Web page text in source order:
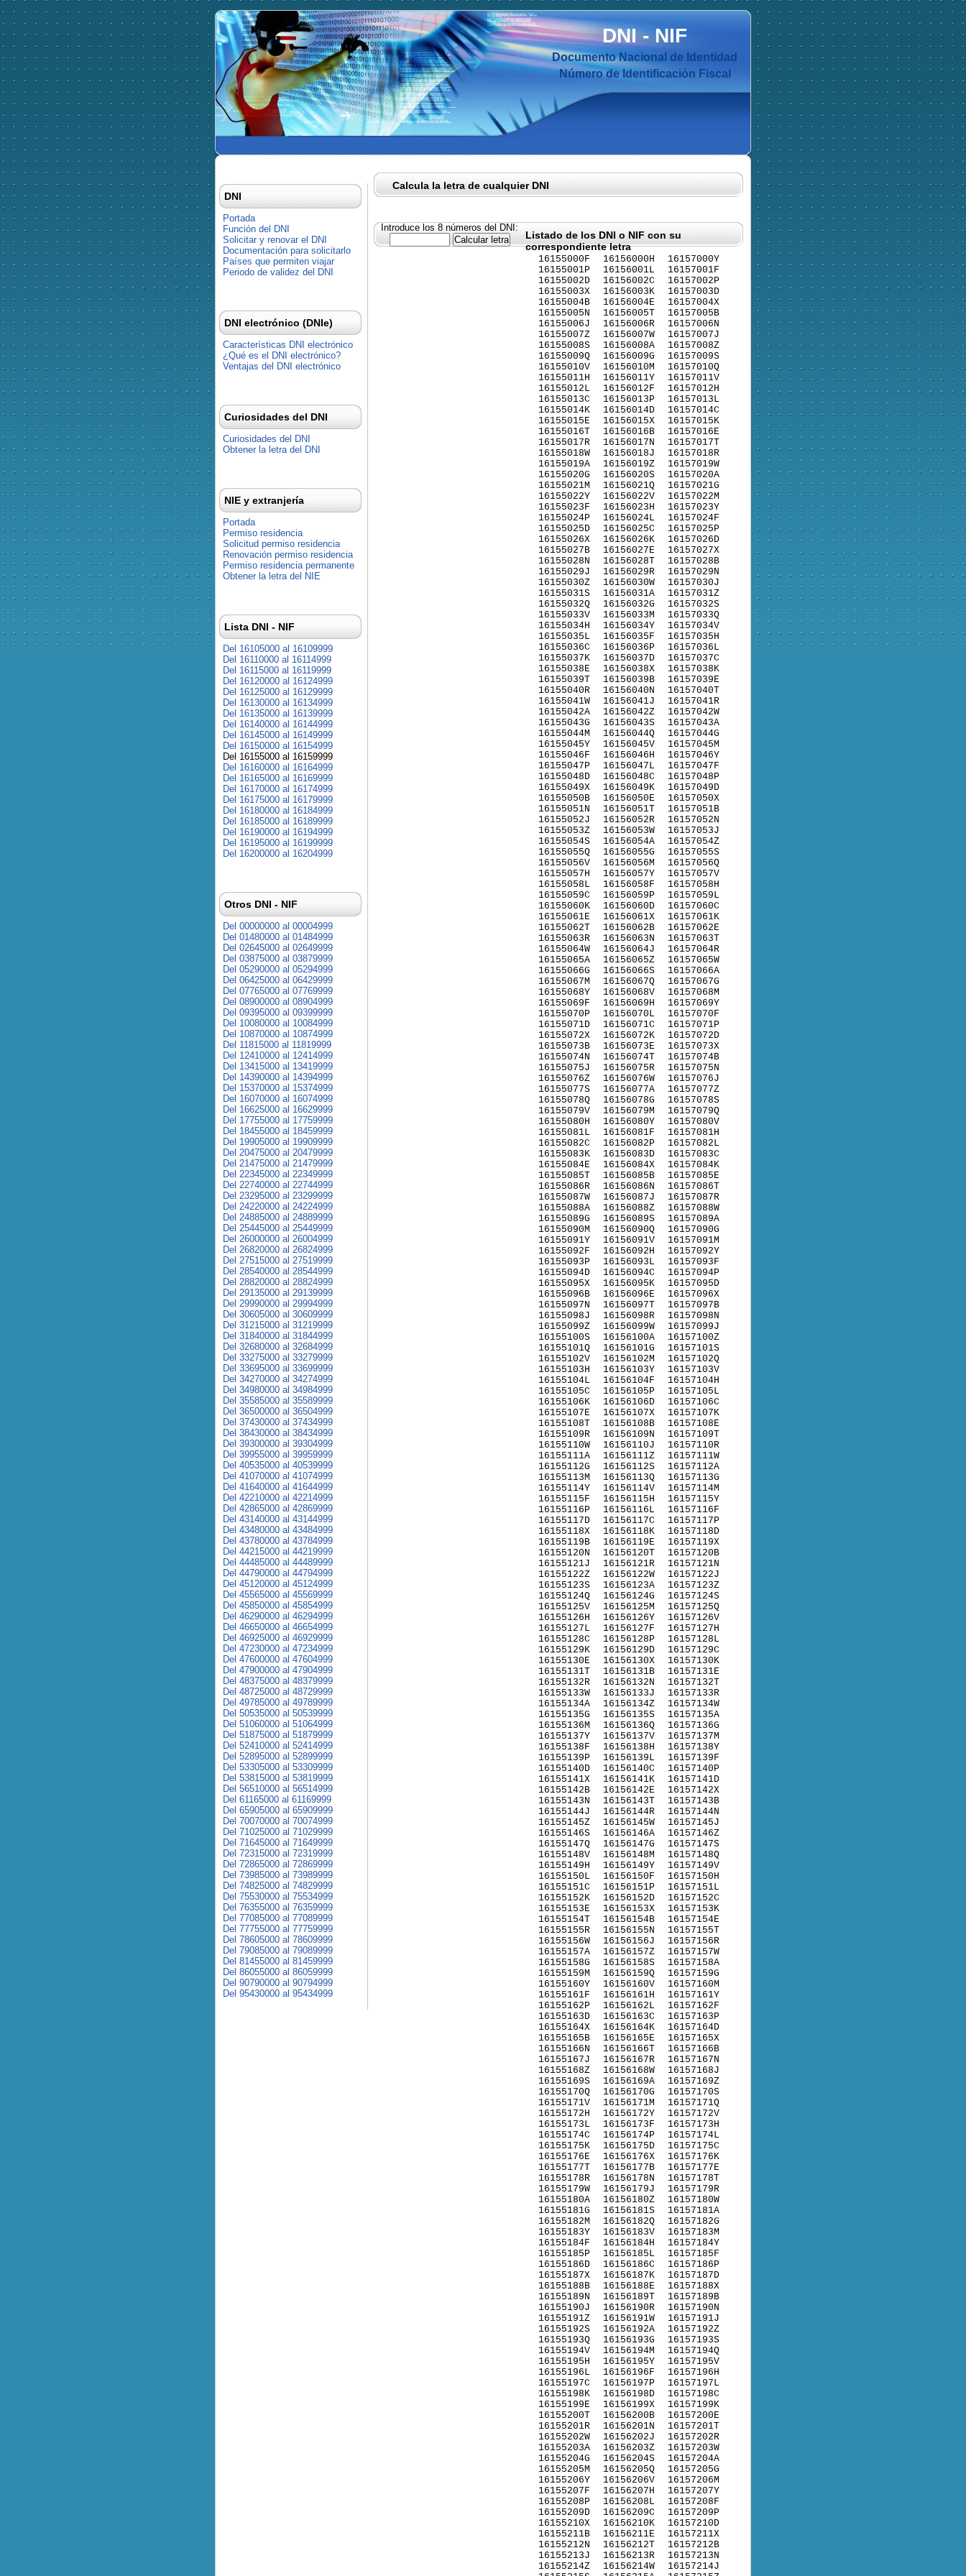
DNI-NIF
Documento Nacional de Identidad
Número de Identificación Fiscal
Calcula la letra de cualquier DNI
Introduce los 8 números del DNI:
Listado de los DNI o NIF con su
correspondiente letra
16155000F
16155001P
16155002D
16155003X
16155004B
16155005N
16155006J
16155007Z
16155008S
16155009Q
16155010V
16155011H
16155012L
16155013C
16155014K
16155015E
16155016T
16155017R
16155018W
16155019A
16155020G
16155021M
16155022Y
16155023F
16155024P
16155025D
16155026X
16155027B
16155028N
16155029J
16155030Z
16155031S
16155032Q
16155033V
16155034H
16155035L
16155036C
16155037K
16155038E
16155039T
16155040R
16155041W
16155042A
16155043G
16155044M
16155045Y
16155046F
16155047P
16155048D
16155049X
16155050B
16155051N
16155052J
16155053Z
16155054S
16155055Q
16155056V
16155057H
16155058L
16155059C
16155060K
16155061E
16155062T
16155063R
16155064W
16155065A
16155066G
16155067M
16155068Y
16155069F
16155070P
16155071D
16155072X
16155073B
16155074N
16155075J
16155076Z
16155077S
16155078Q
16155079V
16155080H
16155081L
16155082C
16155083K
16155084E
16155085T
16155086R
16155087W
16155088A
16155089G
16155090M
16155091Y
16155092F
16155093P
16155094D
16155095X
16155096B
16155097N
16155098J
16155099Z
16155100S
16155101Q
16155102V
16155103H
16155104L
16155105C
16155106K
16155107E
16155108T
16155109R
16155110W
16155111A
16155112G
16155113M
16155114Y
16155115F
16155116P
16155117D
16155118X
16155119B
16155120N
16155121J
16155122Z
16155123S
16155124Q
16155125V
16155126H
16155127L
16155128C
16155129K
16155130E
16155131T
16155132R
16155133W
16155134A
16155135G
16155136M
16155137Y
16155138F
16155139P
16155140D
16155141X
16155142B
16155143N
16155144J
16155145Z
16155146S
16155147Q
16155148V
16155149H
16155150L
16155151C
16155152K
16155153E
16155154T
16155155R
16155156W
16155157A
16155158G
16155159M
16155160Y
16155161F
16155162P
16155163D
16155164X
16155165B
16155166N
16155167J
16155168Z
16155169S
16155170Q
16155171V
16155172H
16155173L
16155174C
16155175K
16155176E
16155177T
16155178R
16155179W
16155180A
16155181G
16155182M
16155183Y
16155184F
16155185P
16155186D
16155187X
16155188B
16155189N
16155190J
16155191Z
16155192S
16155193Q
16155194V
16155195H
16155196L
16155197C
16155198K
16155199E
16155200T
16155201R
16155202W
16155203A
16155204G
16155205M
16155206Y
16155207F
16155208P
16155209D
16155210X
16155211B
16155212N
16155213J
16155214Z
16156000H
16156001L
16156002C
16156003K
16156004E
16156005T
16156006R
16156007W
16156008A
16156009G
16156010M
16156011Y
16156012F
16156013P
16156014D
16156015X
16156016B
16156017N
16156018J
16156019Z
16156020S
16156021Q
16156022V
16156023H
16156024L
16156025C
16156026K
16156027E
16156028T
16156029R
16156030W
16156031A
16156032G
16156033M
16156034Y
16156035F
16156036P
16156037D
16156038X
16156039B
16156040N
16156041J
16156042Z
16156043S
16156044Q
16156045V
16156046H
16156047L
16156048C
16156049K
16156050E
16156051T
16156052R
16156053W
16156054A
16156055G
16156056M
16156057Y
16156058F
16156059P
16156060D
16156061X
16156062B
16156063N
16156064J
16156065Z
16156066S
16156067Q
16156068V
16156069H
16156070L
16156071C
16156072K
16156073E
16156074T
16156075R
16156076W
16156077A
16156078G
16156079M
16156080Y
16156081F
16156082P
16156083D
16156084X
16156085B
16156086N
16156087J
16156088Z
16156089S
16156090Q
16156091V
16156092H
16156093L
16156094C
16156095K
16156096E
16156097T
16156098R
16156099W
16156100A
16156101G
16156102M
16156103Y
16156104F
16156105P
16156106D
16156107X
16156108B
16156109N
16156110J
16156111Z
16156112S
16156113Q
16156114V
16156115H
16156116L
16156117C
16156118K
16156119E
16156120T
16156121R
16156122W
16156123A
16156124G
16156125M
16156126Y
16156127F
16156128P
16156129D
16156130X
16156131B
16156132N
16156133J
16156134Z
16156135S
16156136Q
16156137V
16156138H
16156139L
16156140C
16156141K
16156142E
16156143T
16156144R
16156145W
16156146A
16156147G
16156148M
16156149Y
16156150F
16156151P
16156152D
16156153X
16156154B
16156155N
16156156J
16156157Z
16156158S
16156159Q
16156160V
16156161H
16156162L
16156163C
16156164K
16156165E
16156166T
16156167R
16156168W
16156169A
16156170G
16156171M
16156172Y
16156173F
16156174P
16156175D
16156176X
16156177B
16156178N
16156179J
16156180Z
16156181S
16156182Q
16156183V
16156184H
16156185L
16156186C
16156187K
16156188E
16156189T
16156190R
16156191W
16156192A
16156193G
16156194M
16156195Y
16156196F
16156197P
16156198D
16156199X
16156200B
16156201N
16156202J
16156203Z
16156204S
16156205Q
16156206V
16156207H
16156208L
16156209C
16156210K
16156211E
16156212T
16156213R
16156214W
16157000Y
16157001F
16157002P
16157003D
16157004X
16157005B
16157006N
16157007J
16157008Z
16157009S
16157010Q
16157011V
16157012H
16157013L
16157014C
16157015K
16157016E
16157017T
16157018R
16157019W
16157020A
16157021G
16157022M
16157023Y
16157024F
16157025P
16157026D
16157027X
16157028B
16157029N
16157030J
16157031Z
16157032S
16157033Q
16157034V
16157035H
16157036L
16157037C
16157038K
16157039E
16157040T
16157041R
16157042W
16157043A
16157044G
16157045M
16157046Y
16157047F
16157048P
16157049D
16157050X
16157051B
16157052N
16157053J
16157054Z
16157055S
16157056Q
16157057V
16157058H
16157059L
16157060C
16157061K
16157062E
16157063T
16157064R
16157065W
16157066A
16157067G
16157068M
16157069Y
16157070F
16157071P
16157072D
16157073X
16157074B
16157075N
16157076J
16157077Z
16157078S
16157079Q
16157080V
16157081H
16157082L
16157083C
16157084K
16157085E
16157086T
16157087R
16157088W
16157089A
16157090G
16157091M
16157092Y
16157093F
16157094P
16157095D
16157096X
16157097B
16157098N
16157099J
16157100Z
16157101S
16157102Q
16157103V
16157104H
16157105L
16157106C
16157107K
16157108E
16157109T
16157110R
16157111W
16157112A
16157113G
16157114M
16157115Y
16157116F
16157117P
16157118D
16157119X
16157120B
16157121N
16157122J
16157123Z
16157124S
16157125Q
16157126V
16157127H
16157128L
16157129C
16157130K
16157131E
16157132T
16157133R
16157134W
16157135A
16157136G
16157137M
16157138Y
16157139F
16157140P
16157141D
16157142X
16157143B
16157144N
16157145J
16157146Z
16157147S
16157148Q
16157149V
16157150H
16157151L
16157152C
16157153K
16157154E
16157155T
16157156R
16157157W
16157158A
16157159G
16157160M
16157161Y
16157162F
16157163P
16157164D
16157165X
16157166B
16157167N
16157168J
16157169Z
16157170S
16157171Q
16157172V
16157173H
16157174L
16157175C
16157176K
16157177E
16157178T
16157179R
16157180W
16157181A
16157182G
16157183M
16157184Y
16157185F
16157186P
16157187D
16157188X
16157189B
16157190N
16157191J
16157192Z
16157193S
16157194Q
16157195V
16157196H
16157197L
16157198C
16157199K
16157200E
16157201T
16157202R
16157203W
16157204A
16157205G
16157206M
16157207Y
16157208F
16157209P
16157210D
16157211X
16157212B
16157213N
16157214J
DNI
Portada
Función del DNI
Solicitar y renovar el DNI
Documentación para solicitarlo
Países que permiten viajar
Periodo de validez del DNI
DNI electrónico (DNIe)
Características DNI electrónico
¿Qué es el DNI electrónico?
Ventajas del DNI electrónico
Curiosidades del DNI
Curiosidades del DNI
Obtener la letra del DNI
NIE y extranjería
Portada
Permiso residencia
Solicitud permiso residencia
Renovación permiso residencia
Permiso residencia permanente
Obtener la letra del NIE
Lista DNI - NIF
Del 16105000 al 16109999
Del 16110000 al 16114999
Del 16115000 al 16119999
Del 16120000 al 16124999
Del 16125000 al 16129999
Del 16130000 al 16134999
Del 16135000 al 16139999
Del 16140000 al 16144999
Del 16145000 al 16149999
Del 16150000 al 16154999
Del 16155000 al 16159999
Del 16160000 al 16164999
Del 16165000 al 16169999
Del 16170000 al 16174999
Del 16175000 al 16179999
Del 16180000 al 16184999
Del 16185000 al 16189999
Del 16190000 al 16194999
Del 16195000 al 16199999
Del 16200000 al 16204999
Otros DNI - NIF
Del 00000000 al 00004999
Del 01480000 al 01484999
Del 02645000 al 02649999
Del 03875000 al 03879999
Del 05290000 al 05294999
Del 06425000 al 06429999
Del 07765000 al 07769999
Del 08900000 al 08904999
Del 09395000 al 09399999
Del 10080000 al 10084999
Del 10870000 al 10874999
Del 11815000 al 11819999
Del 12410000 al 12414999
Del 13415000 al 13419999
Del 14390000 al 14394999
Del 15370000 al 15374999
Del 16070000 al 16074999
Del 16625000 al 16629999
Del 17755000 al 17759999
Del 18455000 al 18459999
Del 19905000 al 19909999
Del 20475000 al 20479999
Del 21475000 al 21479999
Del 22345000 al 22349999
Del 22740000 al 22744999
Del 23295000 al 23299999
Del 24220000 al 24224999
Del 24885000 al 24889999
Del 25445000 al 25449999
Del 26000000 al 26004999
Del 26820000 al 26824999
Del 27515000 al 27519999
Del 28540000 al 28544999
Del 28820000 al 28824999
Del 29135000 al 29139999
Del 29990000 al 29994999
Del 30605000 al 30609999
Del 31215000 al 31219999
Del 31840000 al 31844999
Del 32680000 al 32684999
Del 33275000 al 33279999
Del 33695000 al 33699999
Del 34270000 al 34274999
Del 34980000 al 34984999
Del 35585000 al 35589999
Del 36500000 al 36504999
Del 37430000 al 37434999
Del 38430000 al 38434999
Del 39300000 al 39304999
Del 39955000 al 39959999
Del 40535000 al 40539999
Del 41070000 al 41074999
Del 41640000 al 41644999
Del 42210000 al 42214999
Del 42865000 al 42869999
Del 43140000 al 43144999
Del 43480000 al 43484999
Del 43780000 al 43784999
Del 44215000 al 44219999
Del 44485000 al 44489999
Del 44790000 al 44794999
Del 45120000 al 45124999
Del 45565000 al 45569999
Del 45850000 al 45854999
Del 46290000 al 46294999
Del 46650000 al 46654999
Del 46925000 al 46929999
Del 47230000 al 47234999
Del 47600000 al 47604999
Del 47900000 al 47904999
Del 48375000 al 48379999
Del 48725000 al 48729999
Del 49785000 al 49789999
Del 50535000 al 50539999
Del 51060000 al 51064999
Del 51875000 al 51879999
Del 52410000 al 52414999
Del 52895000 al 52899999
Del 53305000 al 53309999
Del 53815000 al 53819999
Del 56510000 al 56514999
Del 61165000 al 61169999
Del 65905000 al 65909999
Del 70070000 al 70074999
Del 71025000 al 71029999
Del 71645000 al 71649999
Del 72315000 al 72319999
Del 72865000 al 72869999
Del 73985000 al 73989999
Del 74825000 al 74829999
Del 75530000 al 75534999
Del 76355000 al 76359999
Del 77085000 al 77089999
Del 77755000 al 77759999
Del 78605000 al 78609999
Del 79085000 al 79089999
Del 81455000 al 81459999
Del 86055000 al 86059999
Del 90790000 al 90794999
Del 95430000 al 95434999